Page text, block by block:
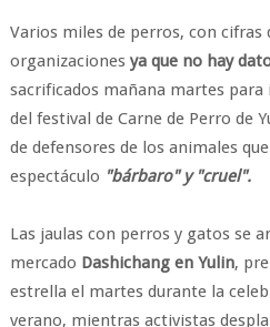
Varios miles de perros, con cifras
organizaciones ya que no hay
sacrificados mañana martes
del festival de Carne de Perro de
de defensores de los animales
espectáculo "bárbaro" y "cruel".
Las jaulas con perros y gatos se
mercado Dashichang en Yulin,
estrella el martes durante la
verano, mientras activistas